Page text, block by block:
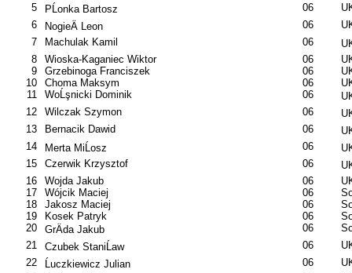
5 PĹonka Bartosz 06
6
NogieÄ Leon 06
7
Machulak Kamil 06
8
Wioska-Kaganiec Wiktor 06
9
Grzebinoga Franciszek 06
10
Choma Maksym 06
11
WoĹşnicki Dominik 06
12
Wilczak Szymon 06
13
Bernacik Dawid 06
14
Merta MiĹosz 06
15
Czerwik Krzysztof 06
16
Wojda Jakub 06
17
Wójcik Maciej 06
18
Jakosz Maciej 06
19
Kosek Patryk 06
20
GrÄda Jakub 06
21
Czubek StaniĹaw 06
22
Ĺuczkiewicz Julian 06